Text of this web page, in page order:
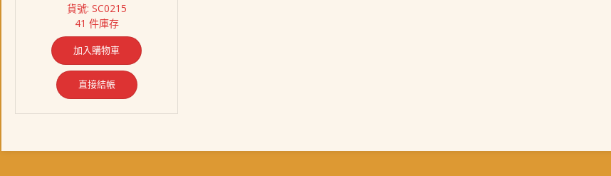
價
格：
NT$ 368。
價
NT$ 258。
貨號: SC0215
41 件庫存
加入購物車
直接結帳